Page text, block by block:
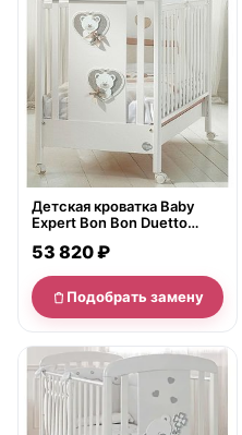
Детская кроватка Baby
Expert Bon Bon Duetto
53 820 ₽
Подобрать замену
нет в продаже